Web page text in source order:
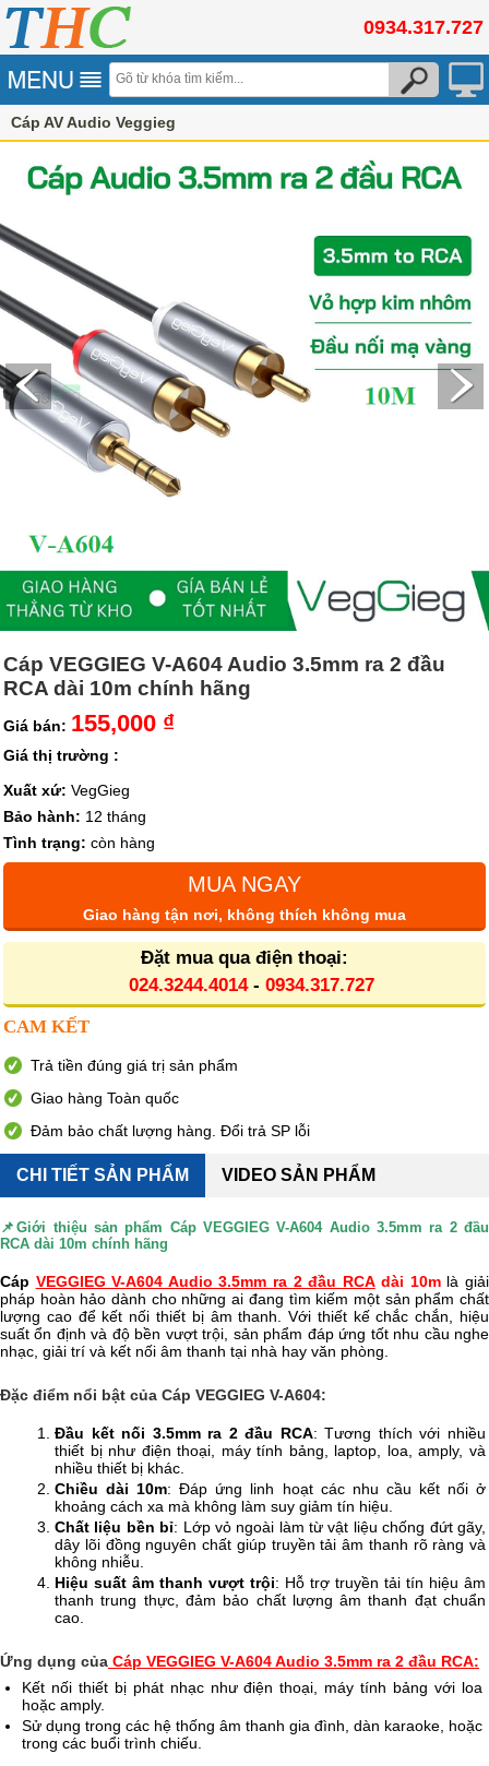
0934.317.727
Cáp AV Audio Veggieg
Cáp VEGGIEG V-A604 Audio 3.5mm ra 2 đầu
RCA dài 10m chính hãng
Giá bán: 155,000 ₫
Giá thị trường :
Xuất xứ: VegGieg
Bảo hành: 12 tháng
Tình trạng: còn hàng
MUA NGAY
Giao hàng tận nơi, không thích không mua
Đặt mua qua điện thoại:
024.3244.4014- 0934.317.727
CAM KẾT
Trả tiền đúng giá trị sản phẩm
Giao hàng Toàn quốc
Đảm bảo chất lượng hàng. Đổi trả SP lỗi
CHI TIẾT SẢN PHẨM VIDEO SẢN PHẨM
📌Giới thiệu sản phẩm Cáp VEGGIEG V-A604 Audio 3.5mm ra 2 đầu
RCA dài 10m chính hãng
Cáp VEGGIEG V-A604 Audio 3.5mm ra 2 đầu RCAdài 10mlà giải
pháp hoàn hảo dành cho những ai đang tìm kiếm một sản phẩm chất
lượng cao để kết nối thiết bị âm thanh. Với thiết kế chắc chắn, hiệu
suất ổn định và độ bền vượt trội, sản phẩm đáp ứng tốt nhu cầu nghe
nhạc, giải trí và kết nối âm thanh tại nhà hay văn phòng.
Đặc điểm nổi bật của Cáp VEGGIEG V-A604:
Đầu kết nối 3.5mm ra 2 đầu RCA: Tương thích với nhiều
thiết bị như điện thoại, máy tính bảng, laptop, loa, amply, và
nhiều thiết bị khác.
Chiều dài 10m: Đáp ứng linh hoạt các nhu cầu kết nối ở
khoảng cách xa mà không làm suy giảm tín hiệu.
Chất liệu bền bỉ: Lớp vỏ ngoài làm từ vật liệu chống đứt gãy,
dây lõi đồng nguyên chất giúp truyền tải âm thanh rõ ràng và
không nhiễu.
Hiệu suất âm thanh vượt trội: Hỗ trợ truyền tải tín hiệu âm
thanh trung thực, đảm bảo chất lượng âm thanh đạt chuẩn
cao.
Ứng dụng của Cáp VEGGIEG V-A604 Audio 3.5mm ra 2 đầu RCA:
Kết nối thiết bị phát nhạc như điện thoại, máy tính bảng với loa
hoặc amply.
Sử dụng trong các hệ thống âm thanh gia đình, dàn karaoke, hoặc
trong các buổi trình chiếu.